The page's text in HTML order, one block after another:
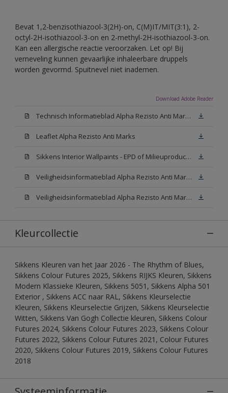
Bevat 1,2-benzisothiazool-3(2H)-on, C(M)IT/MIT(3:1), 2-
octyl-2H-isothiazool-3-on en 2-methyl-2H-isothiazool-3-on.
Kan een allergische reactie veroorzaken. Let op! Bij
verneveling kunnen gevaarlijke inhaleerbare druppels
worden gevormd. Spuitnevel niet inademen.
Download Adobe Reader
Technisch Informatieblad Alpha Rezisto Anti Marks (PDF)
Leaflet Alpha Rezisto Anti Marks
Sikkens Interior Wallpaints - EPD of Milieuproductverklaring
Veiligheidsinformatieblad Alpha Rezisto Anti Marks Mat White W05 (MSDS)
Veiligheidsinformatieblad Alpha Rezisto Anti Marks Mat N00 (MSDS)
Kleurcollectie
Sikkens Kleuren van het Jaar 2026 - The Rhythm of Blues,
Sikkens Colour Futures 2025, Sikkens RIJKS Kleuren, Sikkens
Modern Klassieke Kleuren, Sikkens 5051, Sikkens Alpha 501
Exterior , Sikkens ACC naar RAL, Sikkens Kleurselectie
Kleuren, Sikkens Kleurselectie Grijzen, Sikkens Kleurselectie
Witten, Sikkens Van Gogh Collectie kleuren, Sikkens Colour
Futures 2024, Sikkens Colour Futures 2023, Sikkens Colour
Futures 2022, Sikkens Colour Futures 2021, Colour Futures
2020, Sikkens Colour Futures 2019, Sikkens Colour Futures
2018